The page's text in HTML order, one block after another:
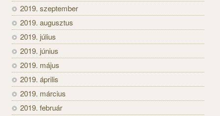
2019. szeptember
2019. augusztus
2019. július
2019. június
2019. május
2019. április
2019. március
2019. február